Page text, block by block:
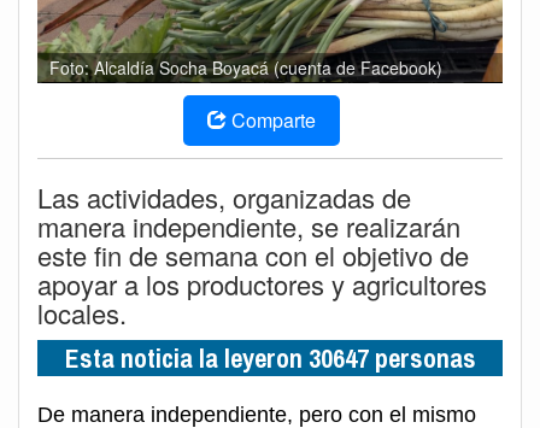
Foto: Alcaldía Socha Boyacá (cuenta de Facebook)
Comparte
Las actividades, organizadas de
manera independiente, se realizarán
este fin de semana con el objetivo de
apoyar a los productores y agricultores
locales.
Esta noticia la leyeron 30647 personas
De manera independiente, pero con el mismo